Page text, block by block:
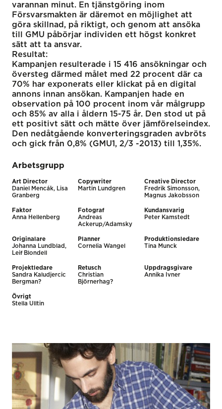
varannan minut. En tjänstgöring inom
Försvarsmakten är däremot en möjlighet att
göra skillnad, på riktigt, och genom att ansöka
till GMU påbörjar individen ett högst konkret
sätt att ta ansvar.
Resultat:
Kampanjen resulterade i 15 416 ansökningar och
översteg därmed målet med 22 procent där ca
70% har exponerats eller klickat på en digital
annons innan ansökan. Kampanjen hade en
observation på 100 procent inom vår målgrupp
och 85% av alla i åldern 15-75 år. Den stod ut på
ett positivt sätt och mätte över jämförelseindex.
Den nedåtgående konverteringsgraden avbröts
och gick från 0,8% (GMU1, 2/3 -2013) till 1,35%.
Arbetsgrupp
Art Director
Daniel Mencák, Lisa
Granberg
Copywriter
Martin Lundgren
Creative Director
Fredrik Simonsson,
Magnus Jakobsson
Faktor
Anna Hellenberg
Fotograf
Andreas
Ackerup/Adamsky
Kundansvarig
Peter Kamstedt
Originalare
Johanna Lundblad,
Leif Blondell
Planner
Cornelia Wangel
Produktionsledare
Tina Munck
Projektledare
Sandra Kaludjercic
Bergman?
Retusch
Christian
Björnerhag?
Uppdragsgivare
Annika Ivner
Övrigt
Stella Ulltin